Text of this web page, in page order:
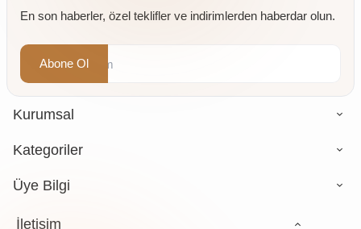
gr
En son haberler, özel teklifler ve indirimlerden haberdar olun.
Abone Ol
Kurumsal
Kategoriler
Üye Bilgi
İletişim